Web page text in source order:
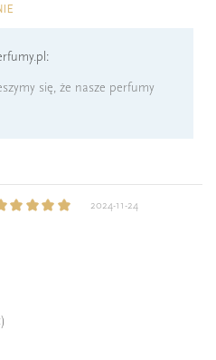
się, że nasze perfumy
2024-11-24